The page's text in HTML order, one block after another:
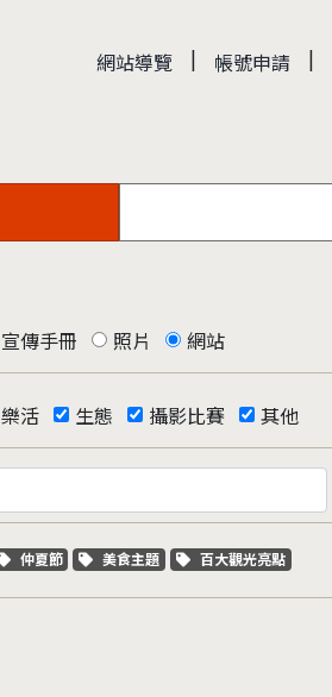
網站導覽 | 帳號申請 |
宣傳手冊 照片 網站
樂活 生態 攝影比賽 其他
關鍵字標籤
仲夏節 關鍵字標籤
美食主題 關鍵字標籤
百大觀光亮點